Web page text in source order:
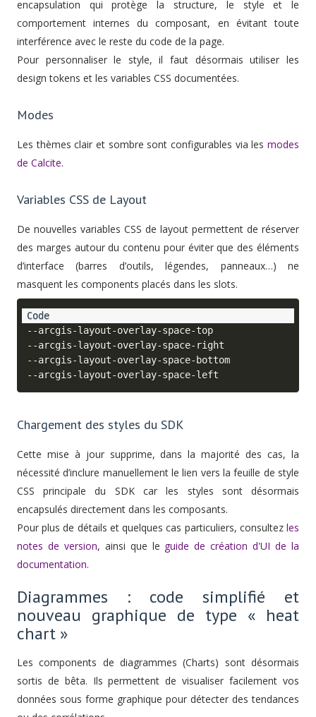
encapsulation qui protège la structure, le style et le
comportement internes du composant, en évitant toute
interférence avec le reste du code de la page.
Pour personnaliser le style, il faut désormais utiliser les
design tokens et les variables CSS documentées.
Modes
Les thèmes clair et sombre sont configurables via lesmodes
de Calcite.
Variables CSS de Layout
De nouvelles variables CSS de layout permettent de réserver
des marges autour du contenu pour éviter que des éléments
d’interface (barres d’outils, légendes, panneaux…) ne
masquent les components placés dans les slots.
--arcgis-layout-overlay-space-top
--arcgis-layout-overlay-space-right
--arcgis-layout-overlay-space-bottom
Chargement des styles du SDK
Cette mise à jour supprime, dans la majorité des cas, la
nécessité d’inclure manuellement le lien vers la feuille de style
CSS principale du SDK car les styles sont désormais
encapsulés directement dans les composants.
Pour plus de détails et quelques cas particuliers, consultezles
notes de version, ainsi que le guide de création d'UI de la
documentation.
Diagrammes : code simplifié et
nouveau graphique de type « heat
chart »
Les components de diagrammes (Charts) sont désormais
sortis de bêta. Ils permettent de visualiser facilement vos
données sous forme graphique pour détecter des tendances